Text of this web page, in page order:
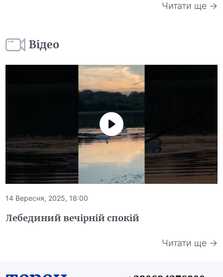
Читати ще →
Відео
14 Вересня, 2025, 18:00
Лебединий вечірній спокій
Читати ще →